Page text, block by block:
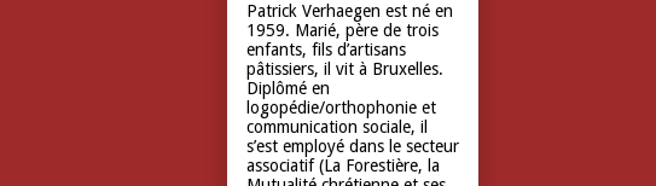
Patrick Verhaegen est né en
1959. Marié, père de trois
enfants, fils d’artisans
pâtissiers, il vit à Bruxelles.
Diplômé en
logopédie/orthophonie et
communication sociale, il
s’est employé dans le secteur
associatif (La Forestière, la